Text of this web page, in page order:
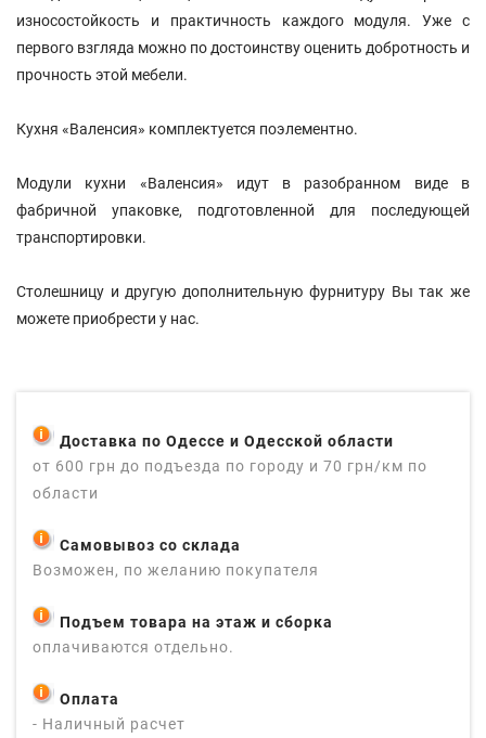
Доставка по Одессе и Одесской области
от 600 грн до подъезда по городу и 70 грн/км по
области
Самовывоз со склада
Возможен, по желанию покупателя
Подъем товара на этаж и сборка
оплачиваются отдельно.
Оплата
- Наличный расчет
износостойкость и практичность каждого модуля. Уже с
первого взгляда можно по достоинству оценить добротность и
прочность этой мебели.
Кухня «Валенсия» комплектуется поэлементно.
Модули кухни «Валенсия» идут в разобранном виде в
фабричной упаковке, подготовленной для последующей
транспортировки.
Столешницу и другую дополнительную фурнитуру Вы так же
можете приобрести у нас.